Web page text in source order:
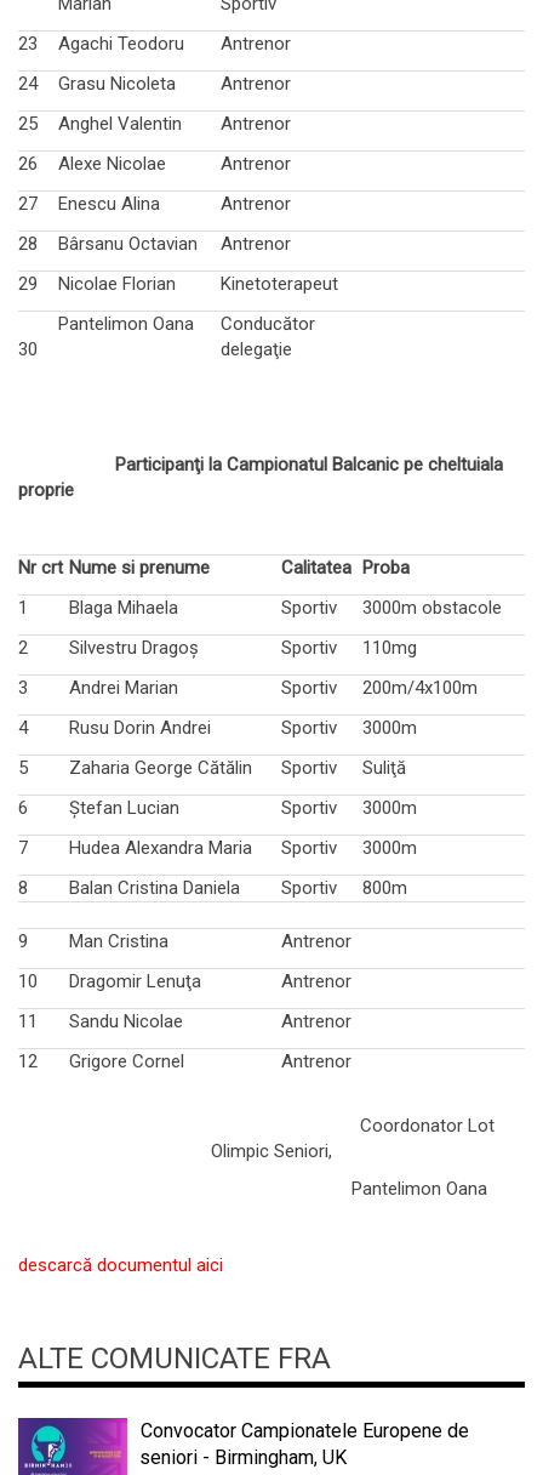
23
Agachi Teodoru
Antrenor
24
Grasu Nicoleta
Antrenor
25
Anghel Valentin
Antrenor
26
Alexe Nicolae
Antrenor
27
Enescu Alina
Antrenor
28
Bârsanu Octavian
Antrenor
29
Nicolae Florian Kinetoterapeut
30
Pantelimon Oana
Conducător
delegaţie
Participanţi la Campionatul Balcanic pe cheltuiala
proprie
Nr crt Nume si prenume Calitatea Proba
1
Blaga Mihaela Sportiv
3000m obstacole
2
Silvestru Dragoş Sportiv
110mg
3
Andrei Marian Sportiv
200m/4x100m
4
Rusu Dorin Andrei Sportiv
3000m
5
Zaharia George Cătălin Sportiv
Suliţă
6
Ştefan Lucian Sportiv
3000m
7
Hudea Alexandra Maria Sportiv
3000m
8
Balan Cristina Daniela Sportiv 800m
9 Man Cristina
Antrenor
10
Dragomir Lenuţa
Antrenor
11
Sandu Nicolae
Antrenor
12
Grigore Cornel Antrenor
Coordonator Lot
Olimpic Seniori,
Pantelimon Oana
descarcă documentul aici
ALTE COMUNICATE FRA
Convocator Campionatele Europene de
seniori - Birmingham, UK